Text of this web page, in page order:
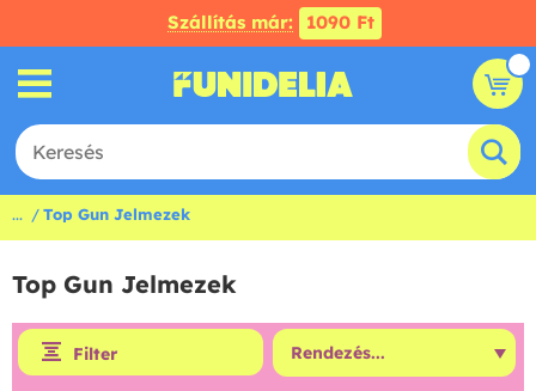
Szállítás már: 1090 Ft
... Top Gun Jelmezek
Top Gun Jelmezek
Filter